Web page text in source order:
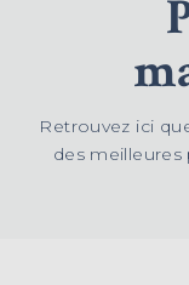
Retrouvez ici
des